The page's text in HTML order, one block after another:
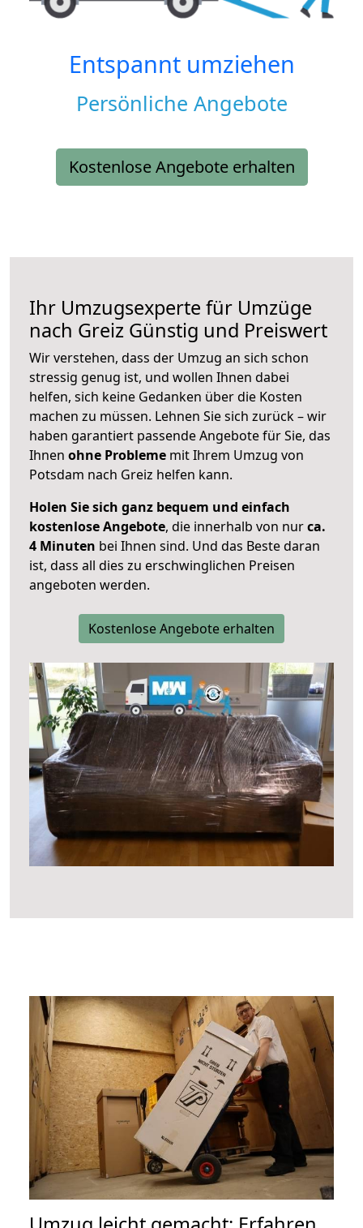
Entspannt umziehen
Persönliche Angebote
Kostenlose Angebote erhalten
Ihr Umzugsexperte für Umzüge
nach Greiz Günstig und Preiswert
Wir verstehen, dass der Umzug an sich schon
stressig genug ist, und wollen Ihnen dabei
helfen, sich keine Gedanken über die Kosten
machen zu müssen. Lehnen Sie sich zurück – wir
haben garantiert passende Angebote für Sie, das
Ihnen ohne Probleme mit Ihrem Umzug von
Potsdam nach Greiz helfen kann.
Holen Sie sich ganz bequem und einfach
kostenlose Angebote, die innerhalb von nurca.
4 Minuten bei Ihnen sind. Und das Beste daran
ist, dass all dies zu erschwinglichen Preisen
angeboten werden.
Kostenlose Angebote erhalten